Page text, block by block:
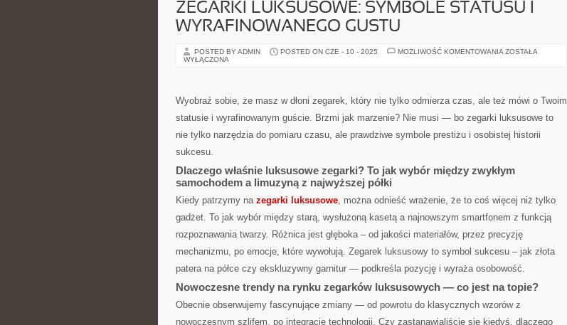
ZEGARKI LUKSUSOWE: SYMBOLE STATUSU I
WYRAFINOWANEGO GUSTU
POSTED BY ADMIN POSTED ON CZE - 10 - 2025 MOŻLIWOŚĆ KOMENTOWANIA ZEGARKI
GUSTU
ZOSTAŁA
WYŁĄCZONA
Wyobraź sobie, że masz w dłoni zegarek, który nie tylko odmierza czas, ale też mówi o Twoim
statusie i wyrafinowanym guście. Brzmi jak marzenie? Nie musi — bo zegarki luksusowe to
nie tylko narzędzia do pomiaru czasu, ale prawdziwe symbole prestiżu i osobistej historii
sukcesu.
Dlaczego właśnie luksusowe zegarki? To jak wybór między zwykłym
samochodem a limuzyną z najwyższej półki
Kiedy patrzymy na zegarki luksusowe, można odnieść wrażenie, że to coś więcej niż tylko
gadżet. To jak wybór między starą, wysłużoną kasetą a najnowszym smartfonem z funkcją
rozpoznawania twarzy. Różnica jest głęboka – od jakości materiałów, przez precyzję
mechanizmu, po emocje, które wywołują. Zegarek luksusowy to symbol sukcesu – jak złota
patera na półce czy ekskluzywny garnitur — podkreśla pozycję i wyraża osobowość.
Nowoczesne trendy na rynku zegarków luksusowych — co jest na topie?
Obecnie obserwujemy fascynujące zmiany — od powrotu do klasycznych wzorów z
nowoczesnym szlifem, po integrację technologii. Czy zastanawialiście się kiedyś, dlaczego